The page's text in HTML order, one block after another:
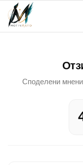
Skip
content
Споделени